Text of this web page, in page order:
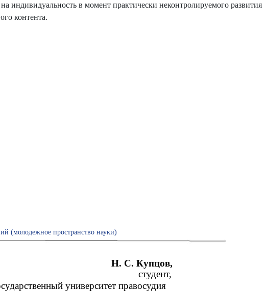
индивидуальность в момент практически неконтролируемого развития
контента.
(молодежное пространство науки)
Н. С. Купцов,
студент,
университет правосудия